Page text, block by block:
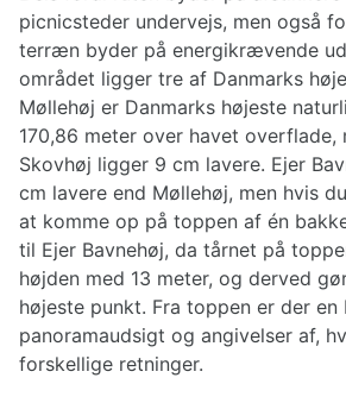
picnicsteder undervejs, men også
terræn byder på energikrævende
området ligger tre af Danmarks
Møllehøj er Danmarks højeste
170,86 meter over havet overflade,
Skovhøj ligger 9 cm lavere. Ejer
cm lavere end Møllehøj, men hvis
at komme op på toppen af én
til Ejer Bavnehøj, da tårnet på
højden med 13 meter, og derved
højeste punkt. Fra toppen er der en
panoramaudsigt og angivelser af,
forskellige retninger.